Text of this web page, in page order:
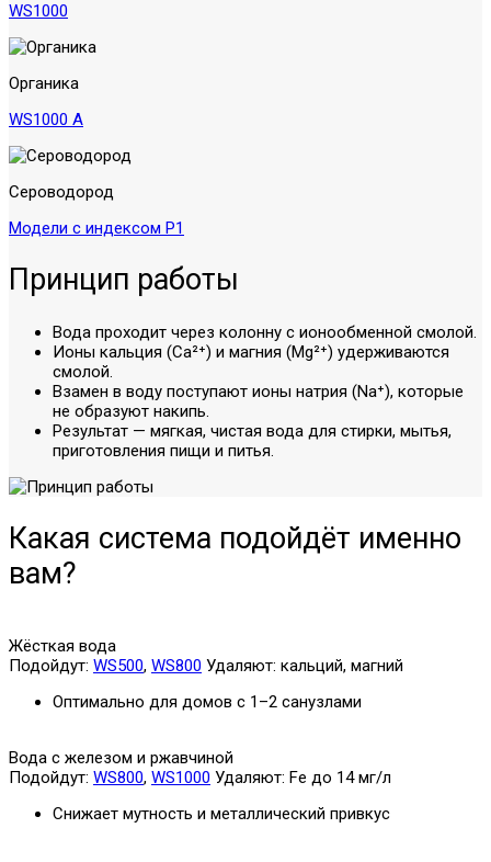
WS1000
Органика
WS1000 A
Сероводород
Модели с индексом P1
Принцип работы
Вода проходит через колонну с ионообменной смолой.
Ионы кальция (Ca²⁺) и магния (Mg²⁺) удерживаются
смолой.
Взамен в воду поступают ионы натрия (Na⁺), которые
не образуют накипь.
Результат — мягкая, чистая вода для стирки, мытья,
приготовления пищи и питья.
Какая система подойдёт именно
вам?
Жёсткая вода
Подойдут: WS500, WS800 Удаляют: кальций, магний
Оптимально для домов с 1–2 санузлами
Вода с железом и ржавчиной
Подойдут: WS800, WS1000 Удаляют: Fe до 14 мг/л
Снижает мутность и металлический привкус